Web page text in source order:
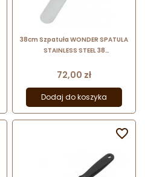
38cm Szpatuła WONDER SPATULA
STAINLESS STEEL 38
Cena
72,00 zł
Dodaj do koszyka
